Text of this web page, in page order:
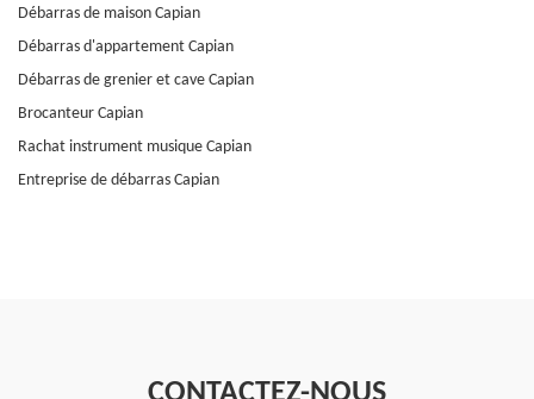
Débarras de maison Capian
Débarras d'appartement Capian
Débarras de grenier et cave Capian
Brocanteur Capian
Rachat instrument musique Capian
Entreprise de débarras Capian